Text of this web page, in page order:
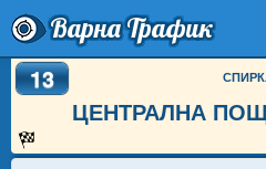
Варна Трафик
Спирка
Линия
13
ЦЕНТРАЛНА